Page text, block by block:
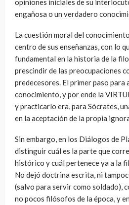
opiniones iniciales de su
engañosa o un verdadero
La cuestión moral del
centro de sus enseñanzas, con lo
fundamental en la historia de la
prescindir de las preocupaciones
predecesores. El primer paso para
conocimiento, y por ende la
y practicarlo era, para Sócrates,
en la aceptación de la propia
Sin embargo, en los Diálogos de
distinguir cuál es la parte que
histórico y cuál pertenece ya a la
No dejó doctrina escrita, ni
(salvo para servir como soldado),
no pocos filósofos de la época, y